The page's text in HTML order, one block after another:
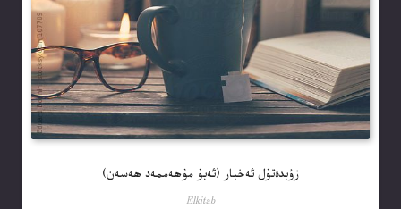
زۇبدەتۇل ئەخبار (ئەبۇ مۇھەممەد ھەسەن)
Elkitab